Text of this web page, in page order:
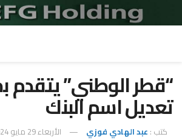
“قطر الوطني” يتقدم
تعديل اسم البنك
كتب : عبد الهادي فوزي الأربعاء 29 مايو 2024